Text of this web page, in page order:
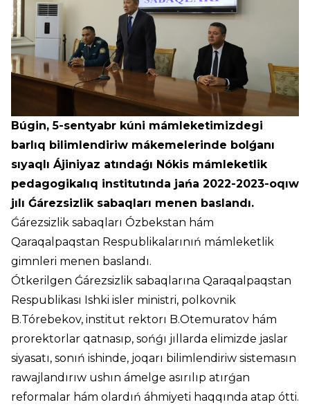
Búgin, 5-sentyabr kúni mámleketimizdegi
barlıq bilimlendiriw mákemelerinde bolǵanı
sıyaqlı Ájiniyaz atındaǵı Nókis mámleketlik
pedagogikalıq institutında jańa 2022-2023-oqıw
jılı Ǵárezsizlik sabaqları menen baslandı.
Ǵárezsizlik sabaqları Ózbekstan hám
Qaraqalpaqstan Respublikalarınıń mámleketlik
gimnleri menen baslandı.
Ótkerilgen Ǵárezsizlik sabaqlarına Qaraqalpaqstan
Respublikası Ishki isler ministri, polkovnik
B.Tórebekov, institut rektorı B.Otemuratov hám
prorektorlar qatnasıp, sońǵı jıllarda elimizde jaslar
siyasatı, sonıń ishinde, joqarı bilimlendiriw sistemasın
rawajlandırıw ushın ámelge asırılıp atırǵan
reformalar hám olardıń áhmiyeti haqqında atap ótti.